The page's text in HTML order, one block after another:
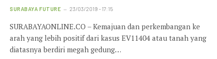
SURABAYA FUTURE 23/03/2019 - 17:15
SURABAYAONLINE.CO – Kemajuan dan perkembangan ke
arah yang lebih positif dari kasus EV11404 atau tanah yang
diatasnya berdiri megah gedung…